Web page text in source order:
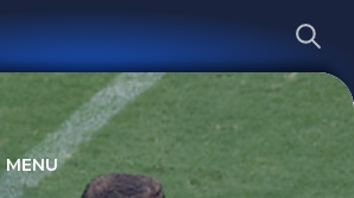
MENU